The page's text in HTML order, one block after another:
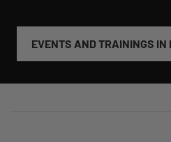
EVENTS AND TRAININGS IN